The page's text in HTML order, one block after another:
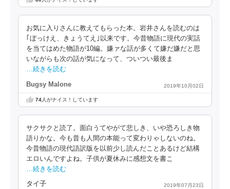
お気に入りさんに教えてもらった本。岩井さんを読むのは
｢ぼっけえ、きょうてえ｣以来です。今昔物語に現代の実話
を当てはめた物語が10編。嫌ァな話が多くて嫌だ嫌だと思
いながらも次の話が気になって、ついつい最後ま
…続きを読む
Bugsy Malone 2019年10月02日
74人がナイス！しています
サクサクと読了。面白うてやがて悲しき、いや恐ろしき物
語りかな。今も昔も人間の本能って変わりゃしないのね。
今昔物語の現代語訳版を以前少し読んだことあるけど結構
エロいんですよね。子供が夏休みに感想文を書こ
…続きを読む
タイ子 2019年07月23日